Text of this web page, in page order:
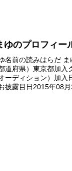
ゆのプロフィー
名前の読みはらだ
道府県）東京都加入
ーディション）加入
披露目日2015年08